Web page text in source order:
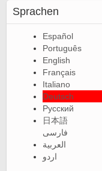
Sprachen
Español
Português
English
Français
Italiano
Deutsch
Русский
日本語
فارسی
العربية
اردو